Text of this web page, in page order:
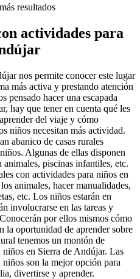
resultados
actividades para
nos permite conocer este lugar
más activa y prestando atención
pensado hacer una escapada
hay que tener en cuenta qué les
del viaje y cómo
niños necesitan más actividad.
abanico de casas rurales
Algunas de ellas disponen
piscinas infantiles, etc.
con actividades para niños en
animales, hacer manualidades,
etc. Los niños estarán en
involucrarse en las tareas y
por ellos mismos cómo
la oportunidad de aprender sobre
tenemos un montón de
en Sierra de Andújar. Las
niños son la mejor opción para
divertirse y aprender.